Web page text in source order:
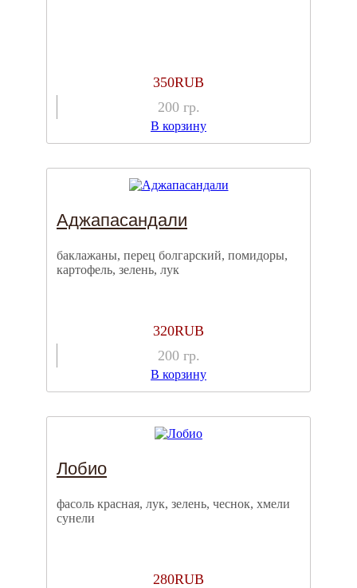
350RUB
200 гр.
В корзину
Аджапасандали
баклажаны, перец болгарский, помидоры,
картофель, зелень, лук
320RUB
200 гр.
В корзину
Лобио
фасоль красная, лук, зелень, чеснок, хмели
сунели
280RUB